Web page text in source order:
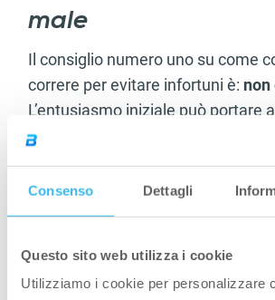
Consenso Dettagli
Questo sito web utilizza i cookie
Utilizziamo i cookie per personalizzare
male
Il consiglio numero uno su come
correre per evitare infortuni è: non
L’entusiasmo iniziale può portare
troppo e troppo presto.
di rinforzo muscolare aiuta a
riscaldamento riducono il rischio di
Anche la scelta dell’attrezzatura è